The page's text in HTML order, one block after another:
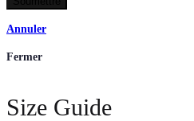
Annuler
Fermer
Size Guide